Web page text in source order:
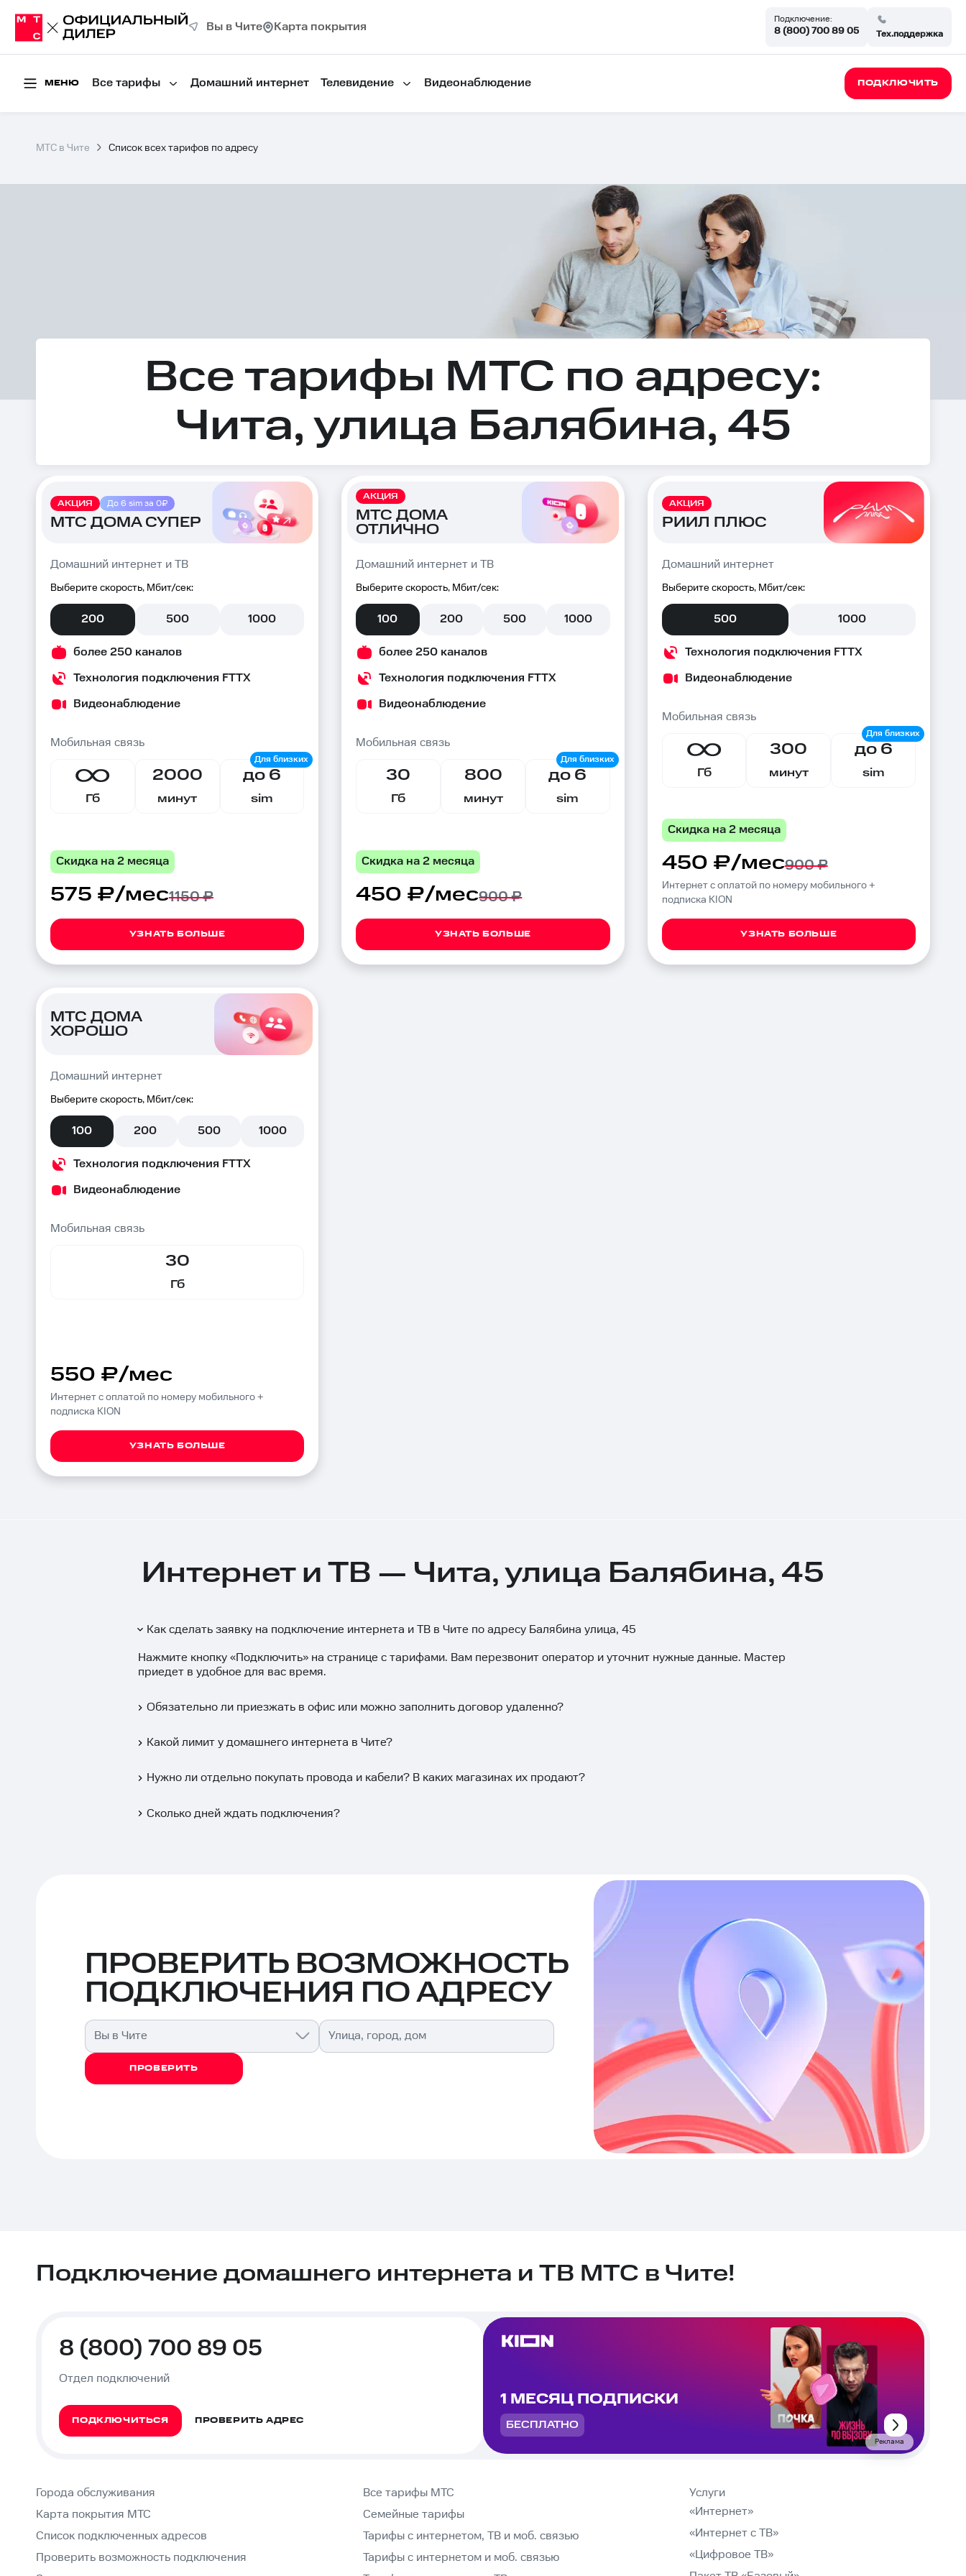
Вы в Чите Карта покрытия
Подключение:
8 (800) 700 89 05 Тех.поддержка
МЕНЮ Все тарифы Домашний интернет Телевидение Видеонаблюдение ПОДКЛЮЧИТЬ
МТС в Чите Список всех тарифов по адресу
Все тарифы МТС по адресу:
Чита, улица Балябина, 45
АКЦИЯ До 6 sim за 0₽
МТС ДОМА СУПЕР
Домашний интернет и ТВ
Выберите скорость, Мбит/сек:
200 500 1000
более 250 каналов
Технология подключения FTTX
Видеонаблюдение
Мобильная связь
Гб
2000
минут
до 6
sim
Скидка на 2 месяца
575 ₽/мес1150 ₽
УЗНАТЬ БОЛЬШЕ
АКЦИЯ
МТС ДОМА
ОТЛИЧНО
Домашний интернет и ТВ
Выберите скорость, Мбит/сек:
100 200 500 1000
более 250 каналов
Технология подключения FTTX
Видеонаблюдение
Мобильная связь
30
Гб
800
минут
до 6
sim
Скидка на 2 месяца
450 ₽/мес900 ₽
УЗНАТЬ БОЛЬШЕ
АКЦИЯ
РИИЛ ПЛЮС
Домашний интернет
Выберите скорость, Мбит/сек:
500 1000
Технология подключения FTTX
Видеонаблюдение
Мобильная связь
Гб
300
минут
до 6
sim
Скидка на 2 месяца
450 ₽/мес900 ₽
Интернет с оплатой по номеру мобильного +
подписка KION
УЗНАТЬ БОЛЬШЕ
МТС ДОМА
ХОРОШО
Домашний интернет
Выберите скорость, Мбит/сек:
100 200 500 1000
Технология подключения FTTX
Видеонаблюдение
Мобильная связь
30
Гб
550 ₽/мес
Интернет с оплатой по номеру мобильного +
подписка KION
УЗНАТЬ БОЛЬШЕ
Интернет и ТВ — Чита, улица Балябина, 45
Как сделать заявку на подключение интернета и ТВ в Чите по адресу Балябина улица, 45
Нажмите кнопку «Подключить» на странице с тарифами. Вам перезвонит оператор и уточнит нужные данные. Мастер
приедет в удобное для вас время.
Обязательно ли приезжать в офис или можно заполнить договор удаленно?
Какой лимит у домашнего интернета в Чите?
Нужно ли отдельно покупать провода и кабели? В каких магазинах их продают?
Сколько дней ждать подключения?
ПРОВЕРИТЬ ВОЗМОЖНОСТЬ
ПОДКЛЮЧЕНИЯ ПО АДРЕСУ
Вы в Чите Улица, город, дом
ПРОВЕРИТЬ
Подключение домашнего интернета и ТВ МТС в Чите!
8 (800) 700 89 05
Отдел подключений
ПОДКЛЮЧИТЬСЯ ПРОВЕРИТЬ АДРЕС
1 МЕСЯЦ ПОДПИСКИ
БЕСПЛАТНО
Реклама
Города обслуживания
Карта покрытия МТС
Список подключенных адресов
Проверить возможность подключения
Все тарифы МТС
Семейные тарифы
Тарифы с интернетом, ТВ и моб. связью
Тарифы с интернетом и моб. связью
Услуги
«Интернет»
«Интернет с ТВ»
«Цифровое ТВ»